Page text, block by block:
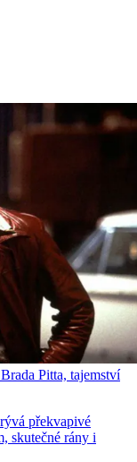
Pitta, tajemství
překvapivé
skutečné rány i